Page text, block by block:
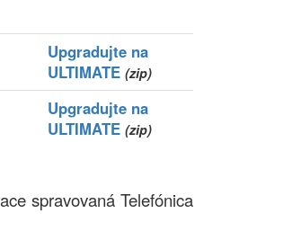
Upgradujte na
ULTIMATE (zip)
Upgradujte na
ULTIMATE (zip)
spravovaná Telefónica